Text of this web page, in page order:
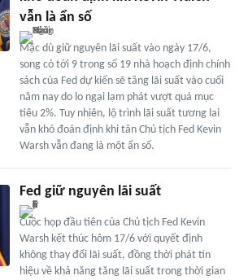
vẫn là ẩn số
Mặc dù giữ nguyên lãi suất vào ngày 17/6,
song có tới 9 trong số 19 nhà hoạch định chính
sách của Fed dự kiến sẽ tăng lãi suất vào cuối
năm nay do lo ngại lạm phát vượt quá mục
tiêu 2%. Tuy nhiên, lộ trình lãi suất tương lai
vẫn khó đoán định khi tân Chủ tịch Fed Kevin
Warsh vẫn đang là một ẩn số.
Fed giữ nguyên lãi suất
Cuộc họp đầu tiên của Chủ tịch Fed Kevin
Warsh kết thúc hôm 17/6 với quyết định
không thay đổi lãi suất, đồng thời phát tín
hiệu về khả năng tăng lãi suất trong thời gian